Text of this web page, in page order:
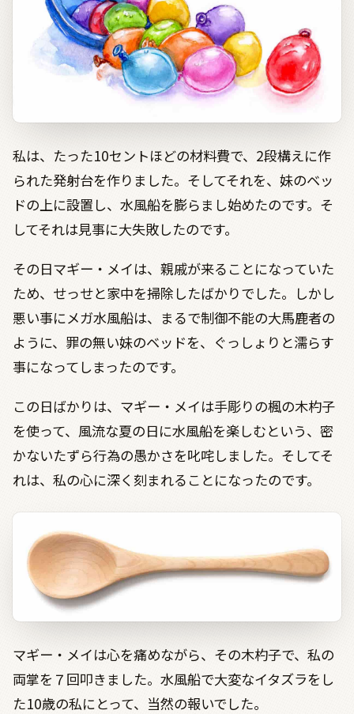
私は、たった10セントほどの材料費で、2段構えに作
られた発射台を作りました。そしてそれを、妹のベッ
ドの上に設置し、水風船を膨らまし始めたのです。そ
してそれは見事に大失敗したのです。
その日マギー・メイは、親戚が来ることになっていた
ため、せっせと家中を掃除したばかりでした。しかし
悪い事にメガ水風船は、まるで制御不能の大馬鹿者の
ように、罪の無い妹のベッドを、ぐっしょりと濡らす
事になってしまったのです。
この日ばかりは、マギー・メイは手彫りの楓の木杓子
を使って、風流な夏の日に水風船を楽しむという、密
かないたずら行為の愚かさを叱咤しました。そしてそ
れは、私の心に深く刻まれることになったのです。
マギー・メイは心を痛めながら、その木杓子で、私の
両掌を７回叩きました。水風船で大変なイタズラをし
た10歳の私にとって、当然の報いでした。